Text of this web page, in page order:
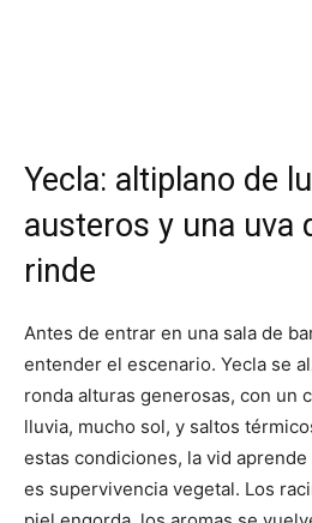
Yecla: altiplano de
austeros y una uva
rinde
Antes de entrar en una sala de
entender el escenario. Yecla se
ronda alturas generosas, con un
lluvia, mucho sol, y saltos
estas condiciones, la vid
es supervivencia vegetal. Los